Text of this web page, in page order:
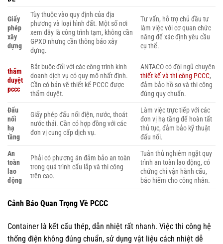
Giấy
phép
xây
dựng
Tùy thuộc vào quy định của địa
phương và loại hình đất. Một số nơi
xem đây là công trình tạm, không cần
GPXD nhưng cần thông báo xây
dựng.
Tư vấn, hỗ trợ chủ đầu tư
làm việc với cơ quan chức
năng để xác định yêu cầu
cụ thể.
thẩm
duyệt
pccc
Bắt buộc đối với các công trình kinh
doanh dịch vụ có quy mô nhất định.
Cần có bản vẽ thiết kế PCCC được
thẩm duyệt.
ANTACO có đội ngũ chuyên
thiết kế và thi công PCCC,
đảm bảo hồ sơ và thi công
đúng quy chuẩn.
Đấu
nối
hạ
tầng
Giấy phép đấu nối điện, nước, thoát
nước thải. Cần có hợp đồng với các
đơn vị cung cấp dịch vụ.
Làm việc trực tiếp với các
đơn vị hạ tầng để hoàn tất
thủ tục, đảm bảo kỹ thuật
đấu nối.
An
toàn
lao
động
Phải có phương án đảm bảo an toàn
trong quá trình cẩu lắp và thi công
trên cao.
Tuân thủ nghiêm ngặt quy
trình an toàn lao động, có
chứng chỉ vận hành cẩu,
bảo hiểm cho công nhân.
Cảnh Báo Quan Trọng Về PCCC
Container là kết cấu thép, dẫn nhiệt rất nhanh. Việc thi công hệ
thống điện không đúng chuẩn, sử dụng vật liệu cách nhiệt dễ